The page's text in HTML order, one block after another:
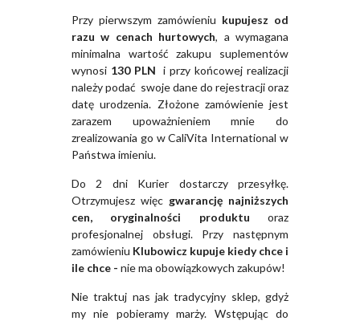
Przy pierwszym zamówieniu kupujesz od
razu w cenach hurtowych, a wymagana
minimalna wartość zakupu suplementów
wynosi 130 PLN i przy końcowej realizacji
należy podać swoje dane do rejestracji oraz
datę urodzenia. Złożone zamówienie jest
zarazem upoważnieniem mnie do
zrealizowania go w CaliVita International w
Państwa imieniu.
Do 2 dni Kurier dostarczy przesyłkę.
Otrzymujesz więc gwarancję najniższych
cen, oryginalności produktu oraz
profesjonalnej obsługi. Przy następnym
zamówieniu Klubowicz kupuje kiedy chce i
ile chce - nie ma obowiązkowych zakupów!
Nie traktuj nas jak tradycyjny sklep, gdyż
my nie pobieramy marży. Wstępując do